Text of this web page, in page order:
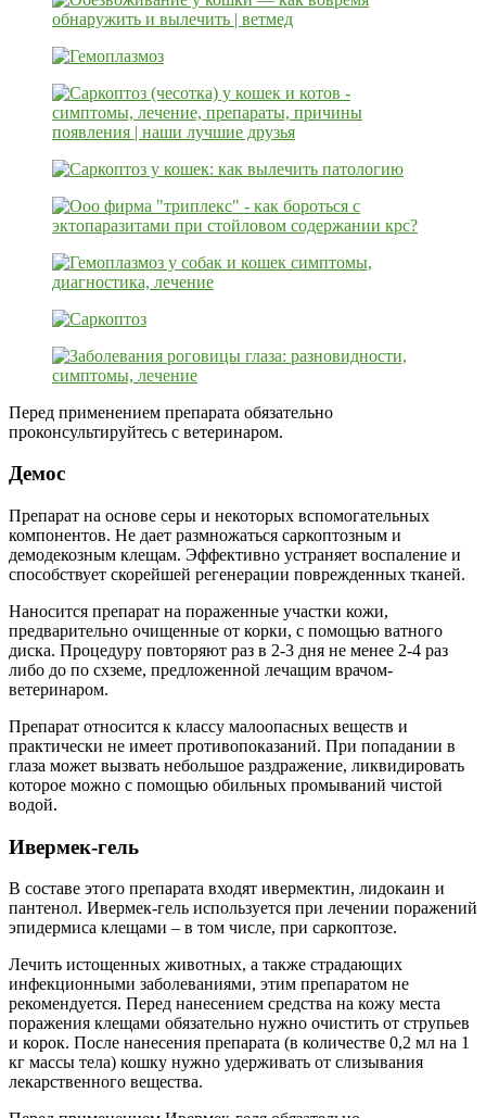
Перед применением препарата обязательно
проконсультируйтесь с ветеринаром.
Демос
Препарат на основе серы и некоторых вспомогательных
компонентов. Не дает размножаться саркоптозным и
демодекозным клещам. Эффективно устраняет воспаление и
способствует скорейшей регенерации поврежденных тканей.
Наносится препарат на пораженные участки кожи,
предварительно очищенные от корки, с помощью ватного
диска. Процедуру повторяют раз в 2-3 дня не менее 2-4 раз
либо до по схземе, предложенной лечащим врачом-
ветеринаром.
Препарат относится к классу малоопасных веществ и
практически не имеет противопоказаний. При попадании в
глаза может вызвать небольшое раздражение, ликвидировать
которое можно с помощью обильных промываний чистой
водой.
Ивермек-гель
В составе этого препарата входят ивермектин, лидокаин и
пантенол. Ивермек-гель используется при лечении поражений
эпидермиса клещами – в том числе, при саркоптозе.
Лечить истощенных животных, а также страдающих
инфекционными заболеваниями, этим препаратом не
рекомендуется. Перед нанесением средства на кожу места
поражения клещами обязательно нужно очистить от струпьев
и корок. После нанесения препарата (в количестве 0,2 мл на 1
кг массы тела) кошку нужно удерживать от слизывания
лекарственного вещества.